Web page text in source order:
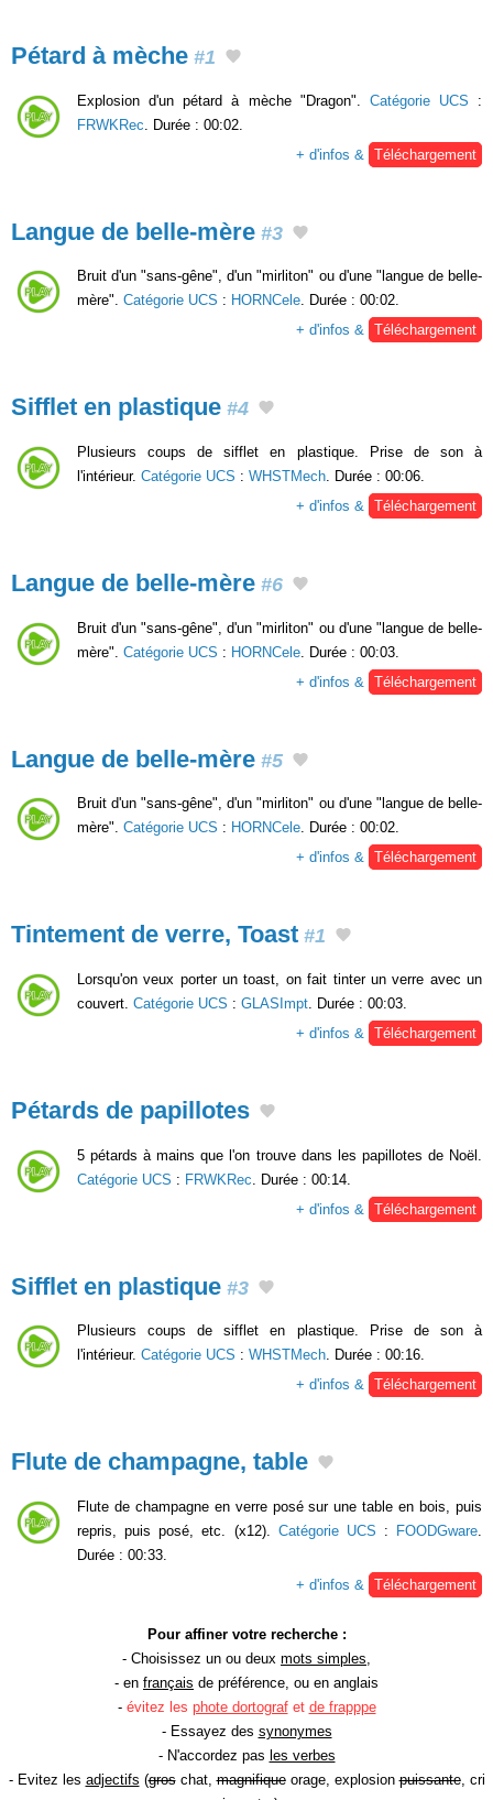
Pétard à mèche #1
Explosion d'un pétard à mèche "Dragon". Catégorie UCS :
FRWKRec . Durée : 00:02.
+ d'infos &
Téléchargement
Langue de belle-mère #3
Bruit d'un "sans-gêne", d'un "mirliton" ou d'une "langue de belle-
mère". Catégorie UCS : HORNCele. Durée : 00:02.
+ d'infos & Téléchargement
Sifflet en plastique #4
Plusieurs coups de sifflet en plastique. Prise de son à
l'intérieur. Catégorie UCS : WHSTMech. Durée : 00:06.
+ d'infos & Téléchargement
Langue de belle-mère #6
Bruit d'un "sans-gêne", d'un "mirliton" ou d'une "langue de belle-
mère". Catégorie UCS : HORNCele . Durée : 00:03.
+ d'infos &
Téléchargement
Langue de belle-mère #5
Bruit d'un "sans-gêne", d'un "mirliton" ou d'une "langue de belle-
mère". Catégorie UCS : HORNCele. Durée : 00:02.
+ d'infos & Téléchargement
Tintement de verre, Toast #1
Lorsqu'on veux porter un toast, on fait tinter un verre avec un
couvert. Catégorie UCS : GLASImpt. Durée : 00:03.
+ d'infos & Téléchargement
Pétards de papillotes
5 pétards à mains que l'on trouve dans les papillotes de Noël.
Catégorie UCS : FRWKRec . Durée : 00:14.
+ d'infos &
Téléchargement
Sifflet en plastique #3
Plusieurs coups de sifflet en plastique. Prise de son à
l'intérieur. Catégorie UCS : WHSTMech. Durée : 00:16.
+ d'infos & Téléchargement
Flute de champagne, table
Flute de champagne en verre posé sur une table en bois, puis
repris, puis posé, etc. (x12). Catégorie UCS : FOODGware.
Durée : 00:33.
+ d'infos & Téléchargement
Pour affiner votre recherche :
- Choisissez un ou deux mots simples,
- en français de préférence, ou en anglais
- évitez les phote dortografet de frapppe
- Essayez des synonymes
- N'accordez pas les verbes
- Evitez les adjectifs (groschat,magnifiqueorage, explosionpuissante, cri